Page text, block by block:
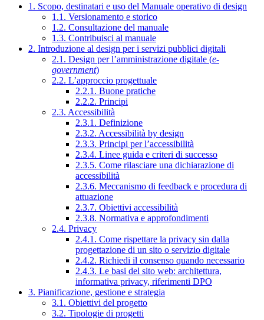
1. Scopo, destinatari e uso del Manuale operativo di design
1.1. Versionamento e storico
1.2. Consultazione del manuale
1.3. Contribuisci al manuale
2. Introduzione al design per i servizi pubblici digitali
2.1. Design per l’amministrazione digitale (e-
government)
2.2. L’approccio progettuale
2.2.1. Buone pratiche
2.2.2. Principi
2.3. Accessibilità
2.3.1. Definizione
2.3.2. Accessibilità by design
2.3.3. Principi per l’accessibilità
2.3.4. Linee guida e criteri di successo
2.3.5. Come rilasciare una dichiarazione di
accessibilità
2.3.6. Meccanismo di feedback e procedura di
attuazione
2.3.7. Obiettivi accessibilità
2.3.8. Normativa e approfondimenti
2.4. Privacy
2.4.1. Come rispettare la privacy sin dalla
progettazione di un sito o servizio digitale
2.4.2. Richiedi il consenso quando necessario
2.4.3. Le basi del sito web: architettura,
informativa privacy, riferimenti DPO
3. Pianificazione, gestione e strategia
3.1. Obiettivi del progetto
3.2. Tipologie di progetti